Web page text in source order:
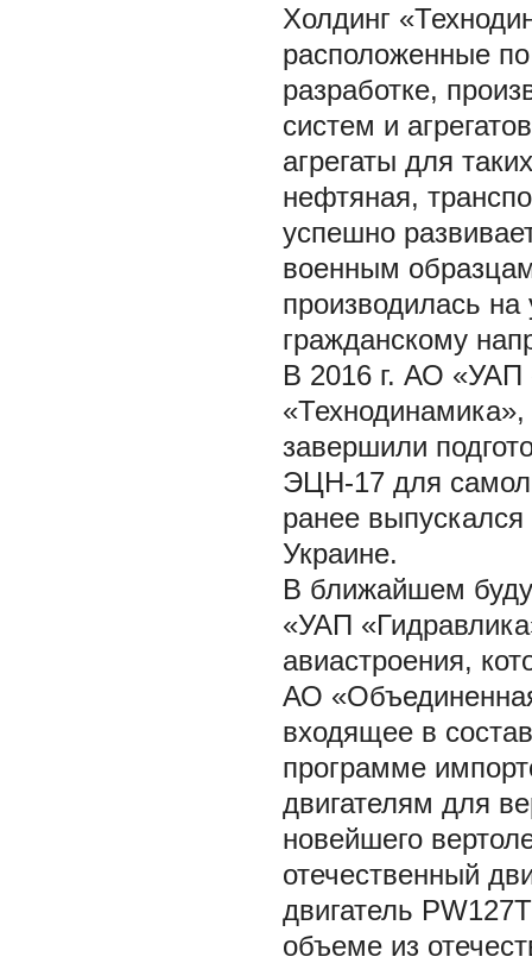
Холдинг
расположенные
разработке,
систем и
агрегаты для
нефтяная,
успешно
военным
производилась на
гражданскому
В 2016 г. АО «УАП
«Технодинамика»,
завершили
ЭЦН-17 для
ранее
Украине.
В ближайшем
«УАП
авиастроения,
АО
входящее в
программе
двигателям для
новейшего
отечественный
двигатель
объеме из